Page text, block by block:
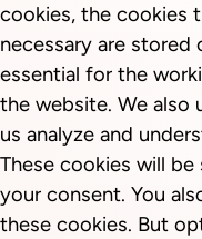
cookies, the cookies
necessary are stored
essential for the
the website. We also
us analyze and
These cookies will
your consent. You
these cookies. But